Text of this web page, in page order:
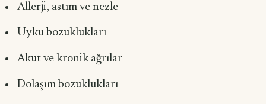
Allerji, astım ve nezle
Uyku bozuklukları
Akut ve kronik ağrılar
Dolaşım bozuklukları